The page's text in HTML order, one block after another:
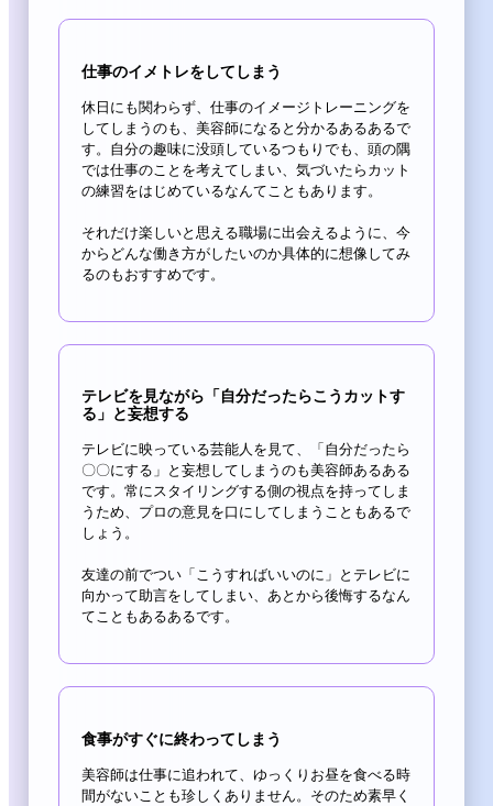
仕事のイメトレをしてしまう
休日にも関わらず、仕事のイメージトレーニングを
してしまうのも、美容師になると分かるあるあるで
す。自分の趣味に没頭しているつもりでも、頭の隅
では仕事のことを考えてしまい、気づいたらカット
の練習をはじめているなんてこともあります。
それだけ楽しいと思える職場に出会えるように、今
からどんな働き方がしたいのか具体的に想像してみ
るのもおすすめです。
テレビを見ながら「自分だったらこうカットす
る」と妄想する
テレビに映っている芸能人を見て、「自分だったら
〇〇にする」と妄想してしまうのも美容師あるある
です。常にスタイリングする側の視点を持ってしま
うため、プロの意見を口にしてしまうこともあるで
しょう。
友達の前でつい「こうすればいいのに」とテレビに
向かって助言をしてしまい、あとから後悔するなん
てこともあるあるです。
食事がすぐに終わってしまう
美容師は仕事に追われて、ゆっくりお昼を食べる時
間がないことも珍しくありません。そのため素早く